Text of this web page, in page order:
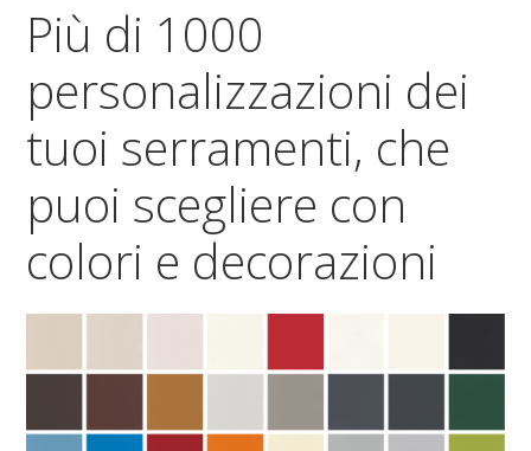
Più di 1000
personalizzazioni dei
tuoi serramenti, che
puoi scegliere con
colori e decorazioni